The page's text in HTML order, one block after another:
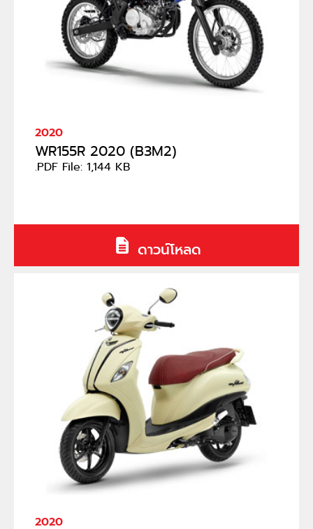
2020
WR155R 2020 (B3M2)
.PDF File: 1,144 KB
ดาวน์โหลด
2020